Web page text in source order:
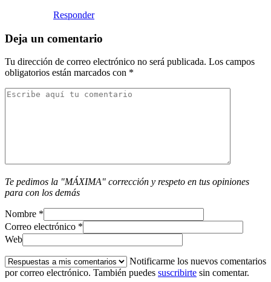
Responder
Deja un comentario
Tu dirección de correo electrónico no será publicada. Los campos
obligatorios están marcados con *
Te pedimos la "MÁXIMA" corrección y respeto en tus opiniones
para con los demás
Nombre *
Correo electrónico *
Web
Notificarme los nuevos comentarios
por correo electrónico. También puedes suscribirte sin comentar.